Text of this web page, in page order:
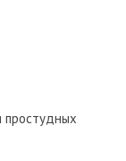
простудных